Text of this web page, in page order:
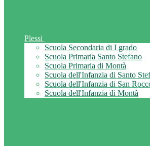
Plessi
Scuola Secondaria di I grado
Scuola Primaria Santo Stefano
Scuola Primaria di Montà
Scuola dell'Infanzia di Santo
Scuola dell'Infanzia di San
Scuola dell'Infanzia di Montà